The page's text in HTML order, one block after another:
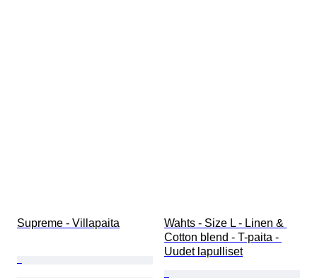
Supreme - Villapaita
Wahts - Size L - Linen &
Cotton blend - T-paita -
Uudet lapulliset